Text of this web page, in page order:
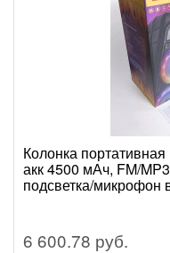
Колонка
акк 4500 мАч, FM/
подсветка/микрофон
6 600.78 руб.